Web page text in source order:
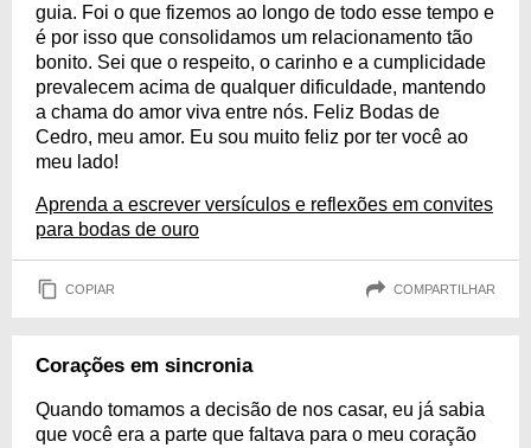
guia. Foi o que fizemos ao longo de todo esse tempo e
é por isso que consolidamos um relacionamento tão
bonito. Sei que o respeito, o carinho e a cumplicidade
prevalecem acima de qualquer dificuldade, mantendo
a chama do amor viva entre nós. Feliz Bodas de
Cedro, meu amor. Eu sou muito feliz por ter você ao
meu lado!
Aprenda a escrever versículos e reflexões em convites
para bodas de ouro
COPIAR COMPARTILHAR
Corações em sincronia
Quando tomamos a decisão de nos casar, eu já sabia
que você era a parte que faltava para o meu coração